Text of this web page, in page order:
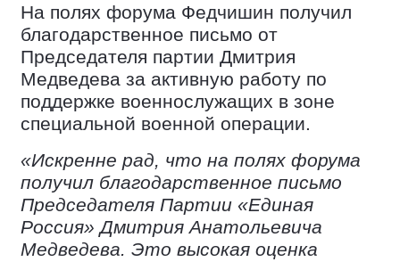
На полях форума Федчишин получил
благодарственное письмо от
Председателя партии Дмитрия
Медведева за активную работу по
поддержке военнослужащих в зоне
специальной военной операции.
«Искренне рад, что на полях форума
получил благодарственное письмо
Председателя Партии «Единая
Россия» Дмитрия Анатольевича
Медведева. Это высокая оценка